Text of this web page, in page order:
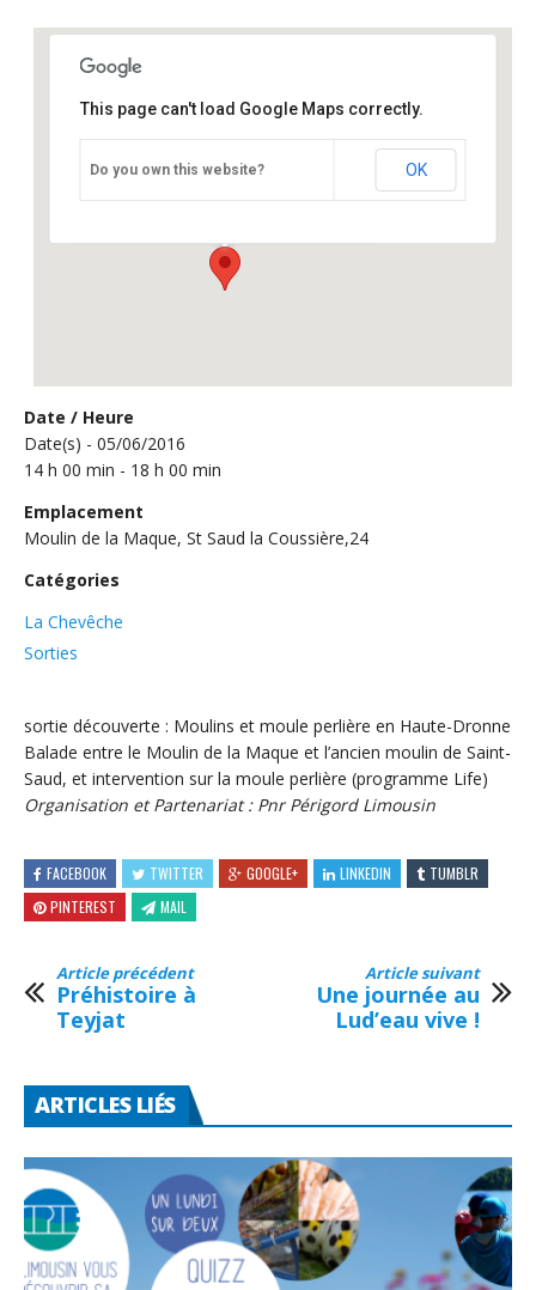
Moulin de la Maque, St Saud la Coussière,24
Événements
This page can't load Google Maps correctly.
Do you own this website? OK
Date / Heure
Date(s) - 05/06/2016
14 h 00 min - 18 h 00 min
Emplacement
Moulin de la Maque, St Saud la Coussière,24
Catégories
La Chevêche
Sorties
sortie découverte : Moulins et moule perlière en Haute-Dronne
Balade entre le Moulin de la Maque et l’ancien moulin de Saint-
Saud, et intervention sur la moule perlière (programme Life)
Organisation et Partenariat : Pnr Périgord Limousin
FACEBOOK TWITTER GOOGLE+ LINKEDIN
TUMBLR
PINTEREST
MAIL
Article précédent
Préhistoire à
Teyjat
Article suivant
Une journée au
Lud’eau vive !
ARTICLES LIÉS